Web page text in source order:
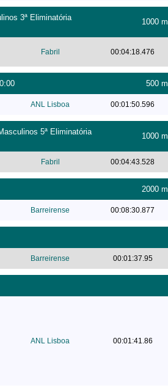
3ª Eliminatória
1000 m
Fabril 00:04:18.476
500 m
ANL Lisboa 00:01:50.596
5ª Eliminatória
1000 m
Fabril 00:04:43.528
2000 m
Barreirense 00:08:30.877
Barreirense 00:01:37.95
ANL Lisboa 00:01:41.86